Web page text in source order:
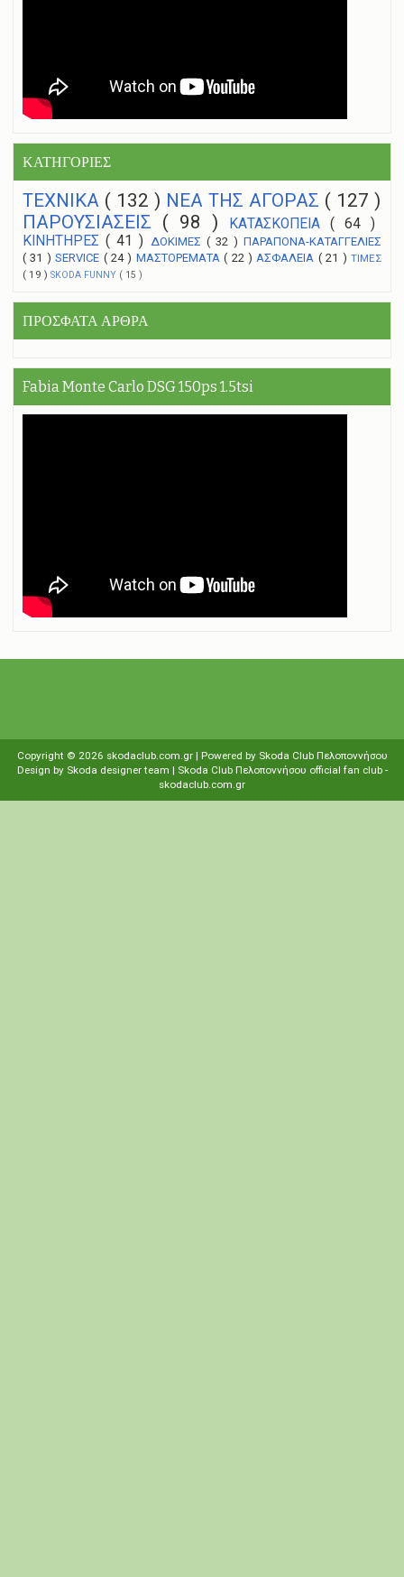
ΚΑΤΗΓΟΡΙΕΣ
ΤΕΧΝΙΚΑ ( 132 ) NEA THΣ ΑΓΟΡΑΣ ( 127 )
ΠΑΡΟΥΣΙΑΣΕΙΣ ( 98 ) ΚΑΤΑΣΚΟΠΕΙΑ ( 64 )
ΚΙΝΗΤΗΡΕΣ( 41 ) ΔΟΚΙΜΕΣ ( 32 ) ΠΑΡΑΠΟΝΑ-ΚΑΤΑΓΓΕΛΙΕΣ
( 31 )SERVICE ( 24 ) ΜΑΣΤΟΡΕΜΑΤΑ( 22 ) ΑΣΦΑΛΕΙΑ ( 21 )ΤΙΜΕΣ
( 19 ) SKODA FUNNY ( 15 )
ΠΡΟΣΦΑΤΑ ΑΡΘΡΑ
Fabia Monte Carlo DSG 150ps 1.5tsi
Copyright © 2026 skodaclub.com.gr | Powered by Skoda Club Πελοποννήσου
Design by Skoda designer team | Skoda Club Πελοποννήσου οfficial fan club -
skodaclub.com.gr